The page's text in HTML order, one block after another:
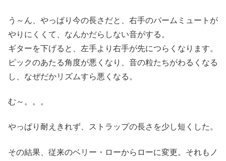
う～ん、やっぱり今の長さだと、右手のパームミュートが
やりにくくて、なんかだらしない音がする。
ギターを下げると、左手より右手が先につらくなります。
ピックのあたる角度が悪くなり、音の粒たちがわるくなる
し、なぜだかリズムすら悪くなる。
む～。。。
やっぱり耐えきれず、ストラップの長さを少し短くした。
その結果、従来のベリー・ローからローに変更。それもノ